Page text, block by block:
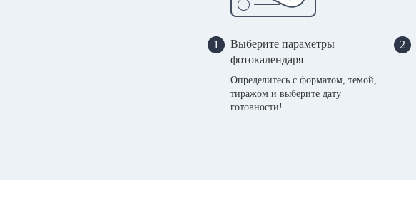
1
Выберите параметры
фотокалендаря
Определитесь с форматом, темой,
тиражом и выберите дату
готовности!
2